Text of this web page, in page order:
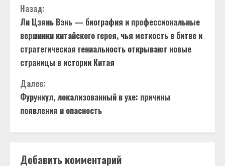
П
р
о
д
о
л
ж
и
Назад:
Ли Цзянь Вэнь — биография и профессиональные
вершинки китайского героя, чья меткость в битве и
стратегическая гениальность открывают новые
страницы в истории Китая
Далее:
Фурункул, локализованный в ухе: причины
появления и опасность
Добавить комментарий